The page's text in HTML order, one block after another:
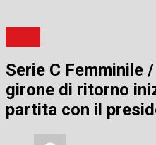
Serie C Femminile
girone di ritorno
partita con il